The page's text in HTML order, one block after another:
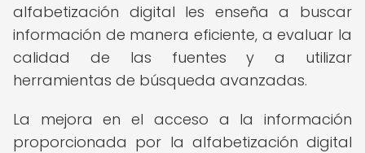
alfabetización digital les enseña a buscar
información de manera eficiente, a evaluar la
calidad de las fuentes y a utilizar
herramientas de búsqueda avanzadas.
La mejora en el acceso a la información
proporcionada por la alfabetización digital